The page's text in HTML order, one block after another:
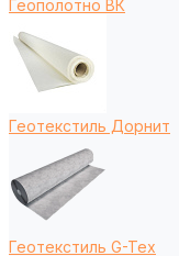
Геополотно ВК
Геотекстиль Дорнит
Геотекстиль G-Tex